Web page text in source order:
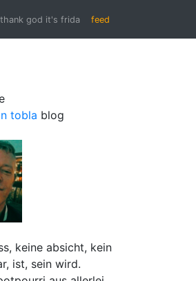
thank god it's frida feed
tobla blog
keine absicht, kein
ist, sein wird.